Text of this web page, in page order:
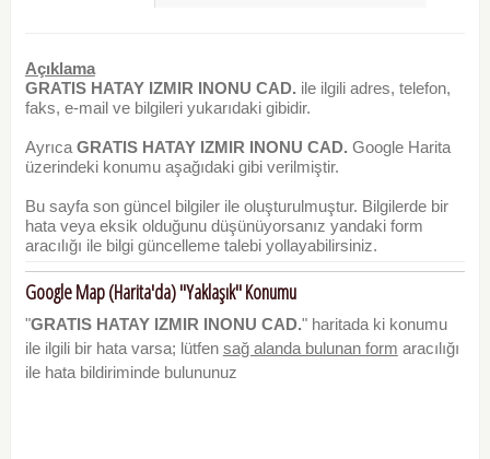
Açıklama
GRATIS HATAY IZMIR INONU CAD. ile ilgili adres, telefon,
faks, e-mail ve bilgileri yukarıdaki gibidir.
AyrıcaGRATIS HATAY IZMIR INONU CAD. Google Harita
üzerindeki konumu aşağıdaki gibi verilmiştir.
Bu sayfa son güncel bilgiler ile oluşturulmuştur. Bilgilerde bir
hata veya eksik olduğunu düşünüyorsanız yandaki form
aracılığı ile bilgi güncelleme talebi yollayabilirsiniz.
Google Map (Harita'da) "Yaklaşık" Konumu
"GRATIS HATAY IZMIR INONU CAD." haritada ki konumu
ile ilgili bir hata varsa; lütfen sağ alanda bulunan form aracılığı
ile hata bildiriminde bulununuz